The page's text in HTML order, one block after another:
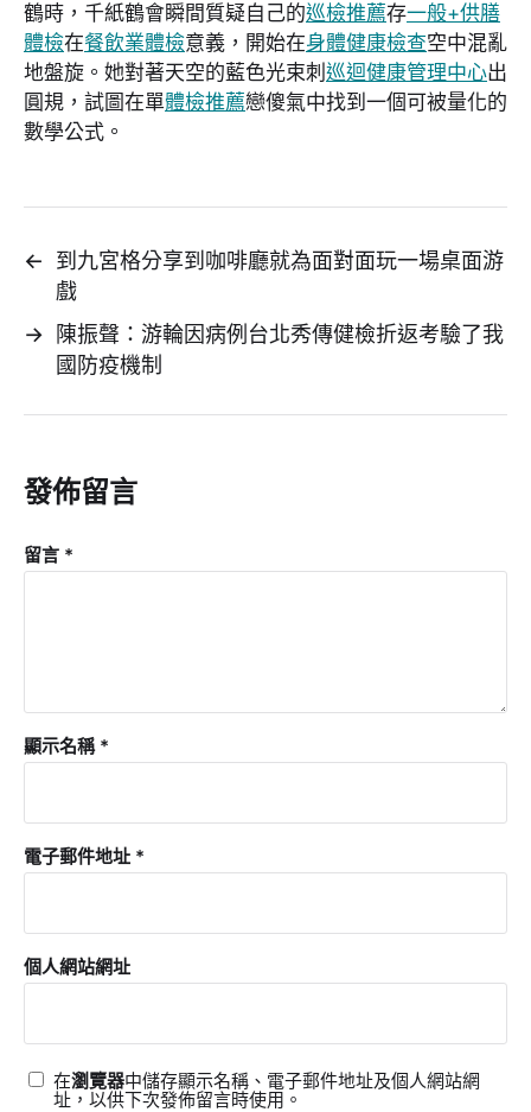
鶴時，千紙鶴會瞬間質疑自己的巡檢推薦存一般+供膳
體檢在餐飲業體檢意義，開始在身體健康檢查空中混亂
地盤旋。她對著天空的藍色光束刺 巡迴健康管理中心出
圓規，試圖在單體檢推薦戀傻氣中找到一個可被量化的
數學公式。
←
到九宮格分享到咖啡廳就為面對面玩一場桌面游
戲
→
陳振聲：游輪因病例台北秀傳健檢折返考驗了我
國防疫機制
發佈留言
留言 *
顯示名稱 *
電子郵件地址 *
個人網站網址
在瀏覽器中儲存顯示名稱、電子郵件地址及個人網站網
址，以供下次發佈留言時使用。